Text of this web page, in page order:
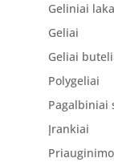
Geliniai
Geliai
Geliai
Polygeliai
Pagalbiniai
Įrankiai